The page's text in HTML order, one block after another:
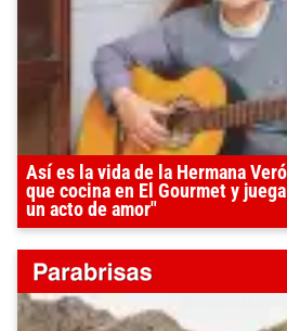
Así es la vida de la Hermana
que cocina en El Gourmet y
un acto de amor"